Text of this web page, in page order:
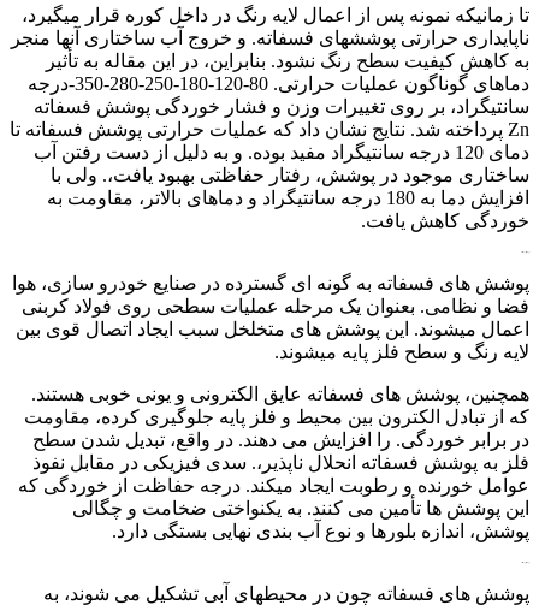
تا زمانیکه نمونه پس از اعمال لایه رنگ در داخل کوره قرار میگیرد،
ناپایداری حرارتی پوششهای فسفاته. و خروج آب ساختاری آنها منجر
به کاهش کیفیت سطح رنگ نشود. بنابراین، در این مقاله به تأثیر
دماهای گوناگون عملیات حرارتی. 80-120-180-250-280-350-درجه
سانتیگراد، بر روی تغییرات وزن و فشار خوردگی پوشش فسفاته
Zn پرداخته شد. نتایج نشان داد که عملیات حرارتی پوشش فسفاته تا
دمای 120 درجه سانتیگراد مفید بوده. و به دلیل از دست رفتن آب
ساختاری موجود در پوشش، رفتار حفاظتی بهبود یافت،. ولی با
افزایش دما به 180 درجه سانتیگراد و دماهای بالاتر، مقاومت به
خوردگی کاهش یافت.
پوشش های فسفاته به گونه ای گسترده در صنایع خودرو سازی، هوا
فضا و نظامی. بعنوان یک مرحله عملیات سطحی روی فولاد کربنی
اعمال میشوند. این پوشش های متخلخل سبب ایجاد اتصال قوی بین
لایه رنگ و سطح فلز پایه میشوند.
همچنین، پوشش های فسفاته عایق الکترونی و یونی خوبی هستند.
که از تبادل الکترون بین محیط و فلز پایه جلوگیری کرده، مقاومت
در برابر خوردگی. را افزایش می دهند. در واقع، تبدیل شدن سطح
فلز به پوشش فسفاته انحلال ناپذیر،. سدی فیزیکی در مقابل نفوذ
عوامل خورنده و رطوبت ایجاد میکند. درجه حفاظت از خوردگی که
این پوشش ها تأمین می کنند. به یکنواختی ضخامت و چگالی
پوشش، اندازه بلورها و نوع آب بندی نهایی بستگی دارد.
پوشش های فسفاته چون در محیطهای آبی تشکیل می شوند، به